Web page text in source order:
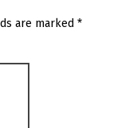
are marked *